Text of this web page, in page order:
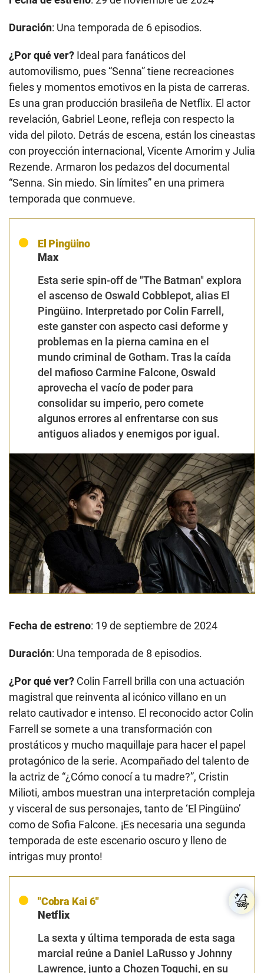
Duración: Una temporada de 6 episodios.
¿Por qué ver? Ideal para fanáticos del
automovilismo, pues “Senna” tiene recreaciones
fieles y momentos emotivos en la pista de carreras.
Es una gran producción brasileña de Netflix. El actor
revelación, Gabriel Leone, refleja con respecto la
vida del piloto. Detrás de escena, están los cineastas
con proyección internacional, Vicente Amorim y Julia
Rezende. Armaron los pedazos del documental
“Senna. Sin miedo. Sin límites” en una primera
temporada que conmueve.
El Pingüino
Max
Esta serie spin-off de "The Batman" explora
el ascenso de Oswald Cobblepot, alias El
Pingüino. Interpretado por Colin Farrell,
este ganster con aspecto casi deforme y
problemas en la pierna camina en el
mundo criminal de Gotham. Tras la caída
del mafioso Carmine Falcone, Oswald
aprovecha el vacío de poder para
consolidar su imperio, pero comete
algunos errores al enfrentarse con sus
antiguos aliados y enemigos por igual.
Fecha de estreno: 19 de septiembre de 2024
Duración: Una temporada de 8 episodios.
¿Por qué ver? Colin Farrell brilla con una actuación
magistral que reinventa al icónico villano en un
relato cautivador e intenso. El reconocido actor Colin
Farrell se somete a una transformación con
prostáticos y mucho maquillaje para hacer el papel
protagónico de la serie. Acompañado del talento de
la actriz de “¿Cómo conocí a tu madre?”, Cristin
Milioti, ambos muestran una interpretación compleja
y visceral de sus personajes, tanto de ‘El Pingüino’
como de Sofia Falcone. ¡Es necesaria una segunda
temporada de este escenario oscuro y lleno de
intrigas muy pronto!
"Cobra Kai 6"
Netflix
La sexta y última temporada de esta saga
marcial reúne a Daniel LaRusso y Johnny
Lawrence, junto a Chozen Toguchi, en su